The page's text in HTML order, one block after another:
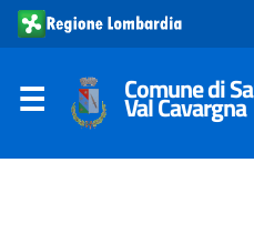
Comune di
Val Cavargna